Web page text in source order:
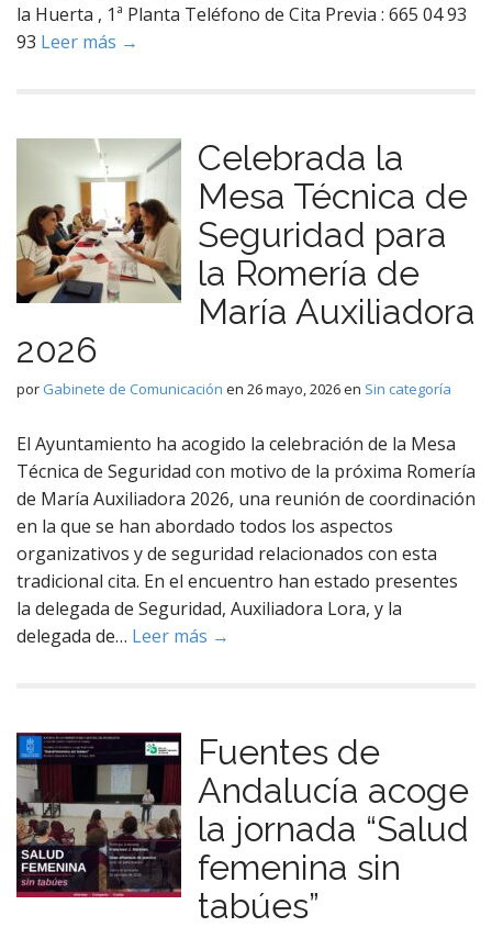
la Huerta , 1ª Planta Teléfono de Cita Previa : 665 04 93
93 Leer más →
Celebrada la
Mesa Técnica de
Seguridad para
la Romería de
María Auxiliadora
2026
por Gabinete de Comunicación en 26 mayo, 2026en Sin categoría
El Ayuntamiento ha acogido la celebración de la Mesa
Técnica de Seguridad con motivo de la próxima Romería
de María Auxiliadora 2026, una reunión de coordinación
en la que se han abordado todos los aspectos
organizativos y de seguridad relacionados con esta
tradicional cita. En el encuentro han estado presentes
la delegada de Seguridad, Auxiliadora Lora, y la
delegada de… Leer más →
Fuentes de
Andalucía acoge
la jornada “Salud
femenina sin
tabúes”